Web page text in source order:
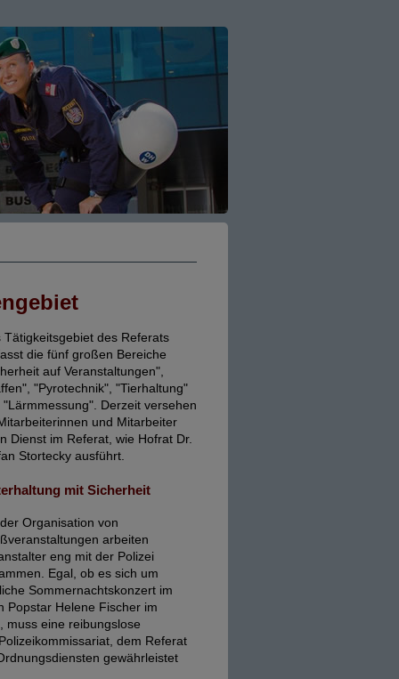
Tätigkeitsgebiet des Referats
die fünf großen Bereiche
auf Veranstaltungen",
"Pyrotechnik", "Tierhaltung"
"Lärmmessung". Derzeit versehen
und Mitarbeiter
Dienst im Referat, wie Hofrat Dr.
Stortecky ausführt.
mit Sicherheit
Organisation von
arbeiten
eng mit der Polizei
Egal, ob es sich um
Sommernachtskonzert im
Popstar Helene Fischer im
muss eine reibungslose
dem Referat
gewährleistet